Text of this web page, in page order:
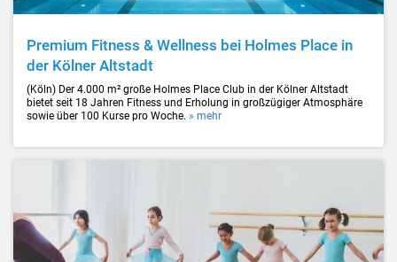
Premium Fitness & Wellness bei Holmes Place in
der Kölner Altstadt
(Köln) Der 4.000 m² große Holmes Place Club in der Kölner Altstadt
bietet seit 18 Jahren Fitness und Erholung in großzügiger Atmosphäre
sowie über 100 Kurse pro Woche. » mehr